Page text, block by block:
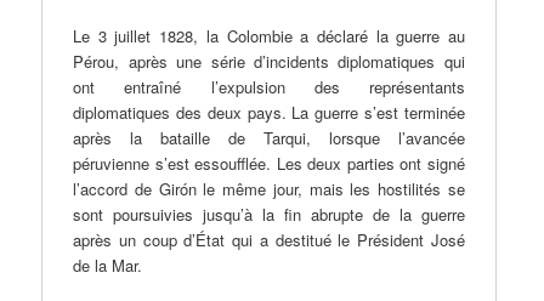
Le 3 juillet 1828, la Colombie a déclaré la guerre au
Pérou, après une série d’incidents diplomatiques qui
ont entraîné l’expulsion des représentants
diplomatiques des deux pays. La guerre s’est terminée
après la bataille de Tarqui, lorsque l’avancée
péruvienne s’est essoufflée. Les deux parties ont signé
l’accord de Girón le même jour, mais les hostilités se
sont poursuivies jusqu’à la fin abrupte de la guerre
après un coup d’État qui a destitué le Président José
de la Mar.